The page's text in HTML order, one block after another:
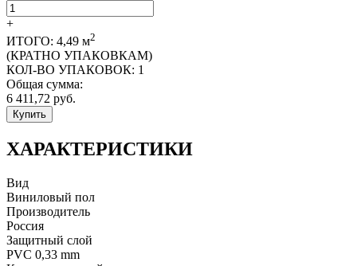
+
ИТОГО: 4,49 м2
(КРАТНО УПАКОВКАМ)
КОЛ-ВО УПАКОВОК: 1
Общая сумма:
6 411,72 руб.
Купить
ХАРАКТЕРИСТИКИ
Вид
Виниловый пол
Производитель
Россия
Защитный слой
PVC 0,33 mm